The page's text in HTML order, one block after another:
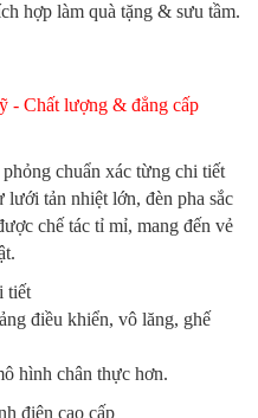
hợp làm quà tặng & sưu tầm.
- Chất lượng & đẳng cấp
chuẩn xác từng chi tiết
tản nhiệt lớn, đèn pha sắc
chế tác tỉ mỉ, mang đến vẻ
tiết
điều khiển, vô lăng, ghế
hình chân thực hơn.
điện cao cấp